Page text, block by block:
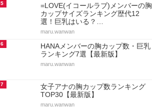
5
=LOVE(イコールラブ)メンバーの胸
カップサイズランキング歴代12
選！巨乳はいる？…
maru.wanwan
6
HANAメンバーの胸カップ数・巨乳
ランキング7選【最新版】
maru.wanwan
7
女子アナの胸カップ数ランキング
TOP30【最新版】
maru.wanwan